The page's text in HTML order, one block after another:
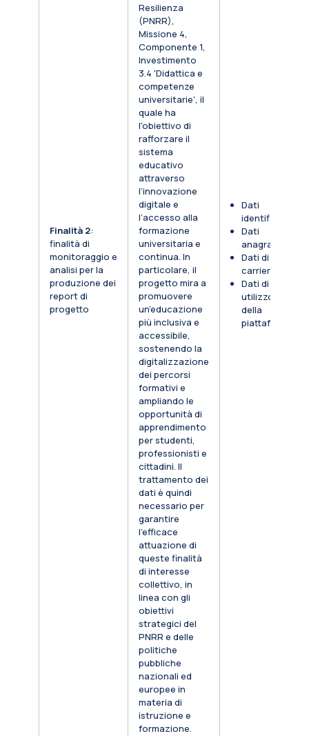
Finalità 2:
finalità di
monitoraggio e
analisi per la
produzione dei
report di
progetto
Resilienza
(PNRR),
Missione 4,
Componente 1,
Investimento
3.4 'Didattica e
competenze
universitarie', il
quale ha
l'obiettivo di
rafforzare il
sistema
educativo
attraverso
l’innovazione
digitale e
l’accesso alla
formazione
universitaria e
continua. In
particolare, il
progetto mira a
promuovere
un’educazione
più inclusiva e
accessibile,
sostenendo la
digitalizzazione
dei percorsi
formativi e
ampliando le
opportunità di
apprendimento
per studenti,
professionisti e
cittadini. Il
trattamento dei
dati è quindi
necessario per
garantire
l’efficace
attuazione di
queste finalità
di interesse
collettivo, in
linea con gli
obiettivi
strategici del
PNRR e delle
politiche
pubbliche
nazionali ed
europee in
materia di
istruzione e
formazione.
Dati
identificativi
Dati
anagrafici
Dati di
carriera
Dati di
utilizzo
della
piattaforma